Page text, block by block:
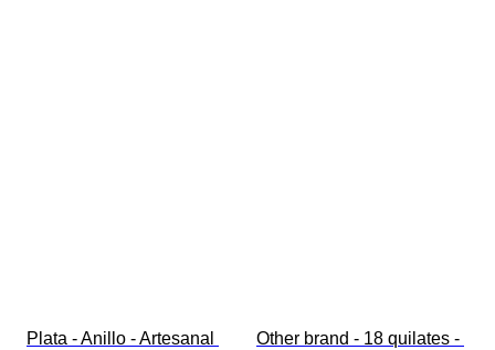
Plata - Anillo - Artesanal
Other brand - 18 quilates -